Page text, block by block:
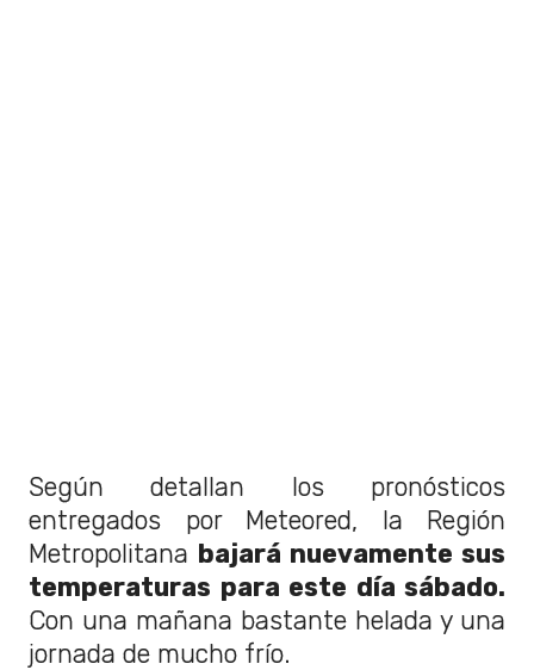
Según detallan los pronósticos
entregados por Meteored, la Región
Metropolitana bajará nuevamente sus
temperaturas para este día sábado.
Con una mañana bastante helada y una
jornada de mucho frío.